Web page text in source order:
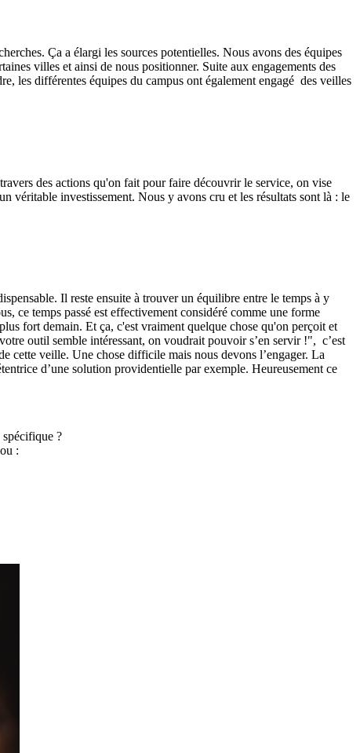
Ça a élargi les sources potentielles. Nous avons des équipes
villes et ainsi de nous positionner. Suite aux engagements des
les différentes équipes du campus ont également engagé des veilles
des actions qu'on fait pour faire découvrir le service, on vise
véritable investissement. Nous y avons cru et les résultats sont là : le
Il reste ensuite à trouver un équilibre entre le temps à y
ce temps passé est effectivement considéré comme une forme
fort demain. Et ça, c'est vraiment quelque chose qu'on perçoit et
outil semble intéressant, on voudrait pouvoir s’en servir !", c’est
cette veille. Une chose difficile mais nous devons l’engager. La
d’une solution providentielle par exemple. Heureusement ce
?
: